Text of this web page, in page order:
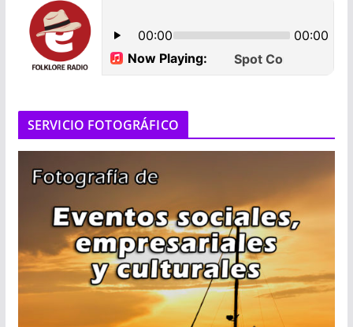
SERVICIO FOTOGRÁFICO